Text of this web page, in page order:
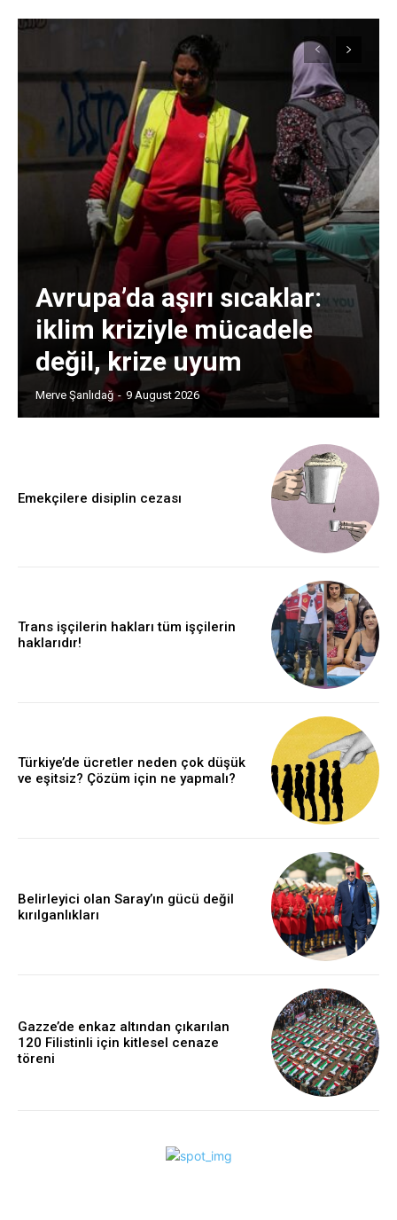
Avrupa’da aşırı sıcaklar:
iklim kriziyle mücadele
değil, krize uyum
Merve Şanlıdağ - 9 August 2026
Emekçilere disiplin cezası
Trans işçilerin hakları tüm işçilerin
haklarıdır!
Türkiye’de ücretler neden çok düşük
ve eşitsiz? Çözüm için ne yapmalı?
Belirleyici olan Saray’ın gücü değil
kırılganlıkları
Gazze’de enkaz altından çıkarılan
120 Filistinli için kitlesel cenaze
töreni